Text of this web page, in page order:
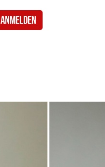
ANMELDEN